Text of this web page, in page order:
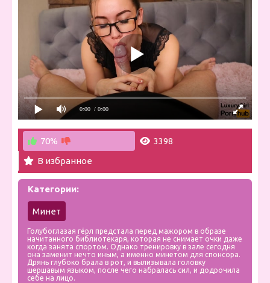
0:00 / 0:00
70%
3398
В избранное
Категории:
Минет
Голубоглазая гёрл предстала перед мажором в образе
начитанного библиотекаря, которая не снимает очки даже
когда занята спортом. Однако тренировку в зале сегодня
она заменит нечто иным, а именно минетом для спонсора.
Дрянь глубоко брала в рот, и вылизывала головку
шершавым языком, после чего набралась сил, и додрочила
себе на лицо.